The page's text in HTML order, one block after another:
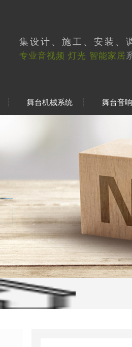
集设计、施工、安装、
专业音视频 灯光 智能家居
舞台机械系统 舞台音